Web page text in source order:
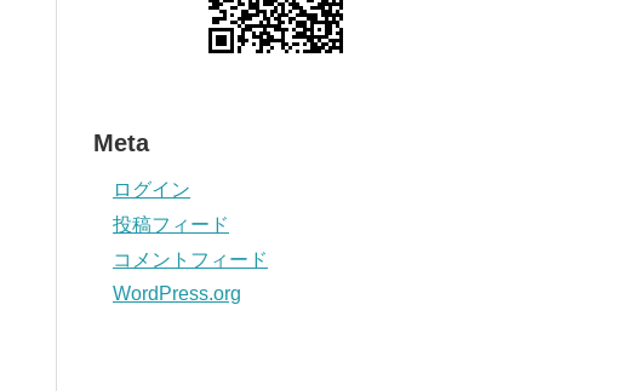
Meta
ログイン
投稿フィード
コメントフィード
WordPress.org